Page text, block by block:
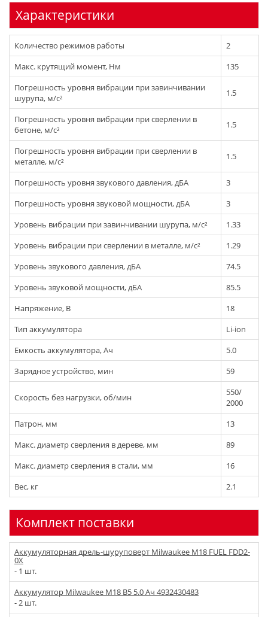
Характеристики
Количество режимов работы
2
Макс. крутящий момент, Нм
135
Погрешность уровня вибрации при завинчивании
шурупа, м/с²
1.5
Погрешность уровня вибрации при сверлении в
бетоне, м/с²
1.5
Погрешность уровня вибрации при сверлении в
металле, м/с²
1.5
Погрешность уровня звукового давления, дБА
3
Погрешность уровня звуковой мощности, дБА
3
Уровень вибрации при завинчивании шурупа, м/с²
1.33
Уровень вибрации при сверлении в металле, м/с²
1.29
Уровень звукового давления, дБА
74.5
Уровень звуковой мощности, дБА
85.5
Напряжение, В
18
Тип аккумулятора
Li-ion
Емкость аккумулятора, Ач
5.0
Зарядное устройство, мин
59
Скорость без нагрузки, об/мин
550/
2000
Патрон, мм
13
Макс. диаметр сверления в дереве, мм
89
Макс. диаметр сверления в стали, мм
16
Вес, кг
2.1
Комплект поставки
Аккумуляторная дрель-шуруповерт Milwaukee M18 FUEL FDD2-
0X
- 1 шт.
Аккумулятор Milwaukee M18 B5 5.0 Ач 4932430483
- 2 шт.